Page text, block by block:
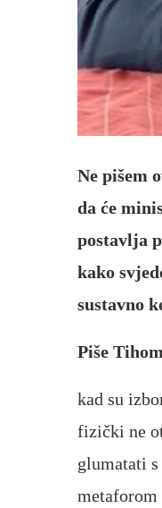
Ne pišem
da će
postavlja
kako
sustavno
Piše
kad su
fizički ne
glumatati
metaforom